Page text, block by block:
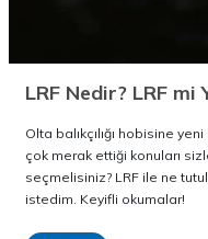
LRF Nedir? LRF mi
Olta balıkçılığı hobisine
çok merak ettiği konuları
seçmelisiniz? LRF ile ne
istedim. Keyifli okumalar!